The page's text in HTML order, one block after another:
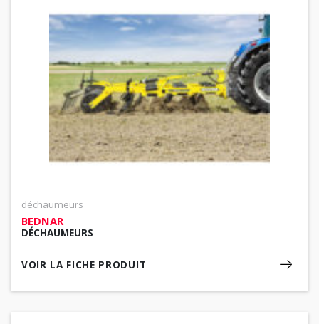
déchaumeurs
BEDNAR
DÉCHAUMEURS
VOIR LA FICHE PRODUIT